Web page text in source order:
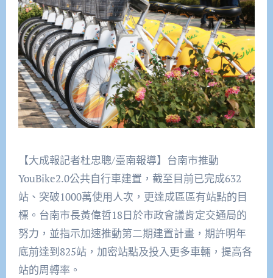
【大成報記者杜忠聰/臺南報導】台南市推動
YouBike2.0公共自行車建置，截至目前已完成632
站、突破1000萬使用人次，更達成區區有站點的目
標。台南市長黃偉哲18日於市政會議肯定交通局的
努力，並指示加速推動第二期建置計畫，期許明年
底前達到825站，加密站點及投入更多車輛，提高各
站的周轉率。